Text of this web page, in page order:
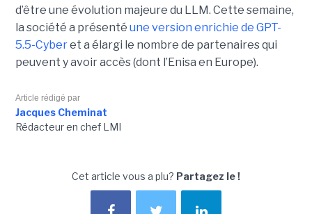
d’être une évolution majeure du LLM. Cette semaine,
la société a présenté une version enrichie de GPT-
5.5-Cyberet a élargi le nombre de partenaires qui
peuvent y avoir accès (dont l’Enisa en Europe).
Article rédigé par
Jacques Cheminat
Rédacteur en chef LMI
Cet article vous a plu? Partagez le !